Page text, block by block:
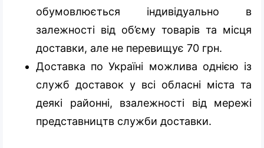
обумовлюється індивідуально в
залежності від об’єму товарів та місця
доставки, але не перевищує 70 грн.
Доставка по Україні можлива однією із
служб доставок у всі обласні міста та
деякі районні, взалежності від мережі
представництв служби доставки.